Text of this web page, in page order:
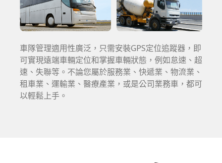
車隊管理適用性廣泛，只需安裝GPS定位追蹤器，即
可實現遠端車輛定位和掌握車輛狀態，例如怠速、超
速、失聯等。不論您屬於服務業、快遞業、物流業、
租車業、運輸業、醫療產業，或是公司業務車，都可
以輕鬆上手。